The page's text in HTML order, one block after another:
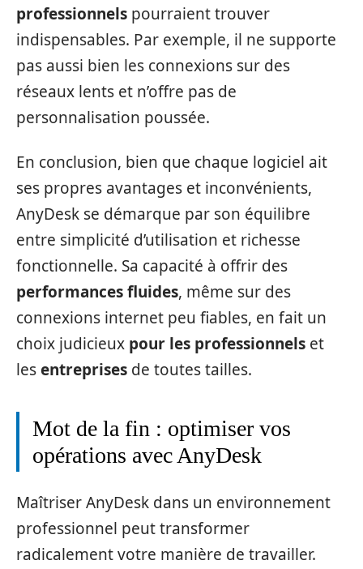
professionnels pourraient trouver
indispensables. Par exemple, il ne supporte
pas aussi bien les connexions sur des
réseaux lents et n’offre pas de
personnalisation poussée.
En conclusion, bien que chaque logiciel ait
ses propres avantages et inconvénients,
AnyDesk se démarque par son équilibre
entre simplicité d’utilisation et richesse
fonctionnelle. Sa capacité à offrir des
performances fluides, même sur des
connexions internet peu fiables, en fait un
choix judicieux pour les professionnels et
lesentreprises de toutes tailles.
Mot de la fin : optimiser vos
opérations avec AnyDesk
Maîtriser AnyDesk dans un environnement
professionnel peut transformer
radicalement votre manière de travailler.